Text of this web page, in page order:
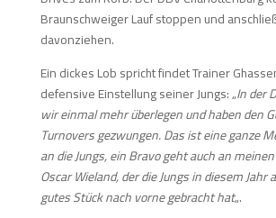
Braunschweiger Lauf stoppen und
davonziehen.
Ein dickes Lob spricht findet Trainer
defensive Einstellung seiner Jungs: „In der
wir einmal mehr überlegen und haben den
Turnovers gezwungen. Das ist eine ganze
an die Jungs, ein Bravo geht auch an
Oscar Wieland, der die Jungs in diesem
gutes Stück nach vorne gebracht hat„.